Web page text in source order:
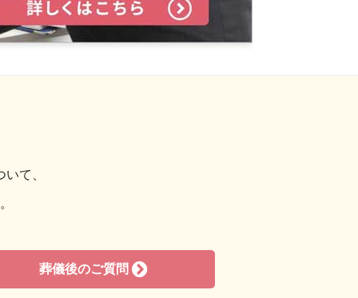
2019年7月
2019年6月
2018年10月
て、
葬儀後のご質問